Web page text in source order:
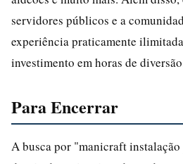
servidores públicos e a
experiência praticamente
investimento em horas de
Para Encerrar
A busca por "manicraft